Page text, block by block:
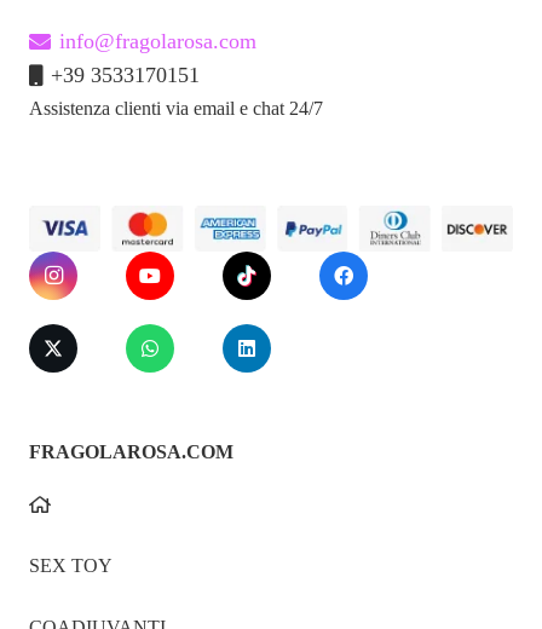
info@fragolarosa.com
+39 3533170151
Assistenza clienti via email e chat 24/7
FRAGOLAROSA.COM
SEX TOY